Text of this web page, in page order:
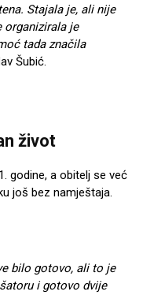
Stajala je, ali nije
organizirala je
tada značila
Šubić.
život
godine, a obitelj se već
još bez namještaja.
bilo gotovo, ali to je
i gotovo dvije